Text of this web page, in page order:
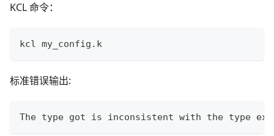
KCL 命令：
kcl my_config . k
标准错误输出:
The type got is inconsistent with the type